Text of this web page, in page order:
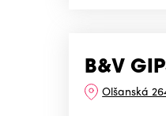
B&V
Olšanská